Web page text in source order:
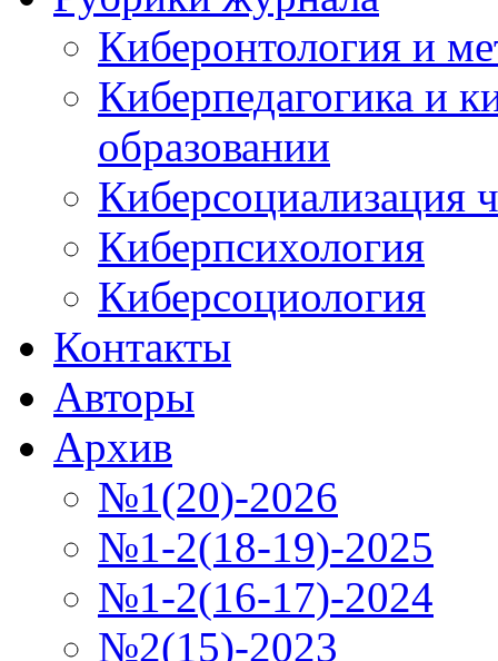
Киберонтология и
Киберпедагогика и
образовании
Киберсоциализация
Киберпсихология
Киберсоциология
Контакты
Авторы
Архив
№1(20)-2026
№1-2(18-19)-2025
№1-2(16-17)-2024
№2(15)-2023